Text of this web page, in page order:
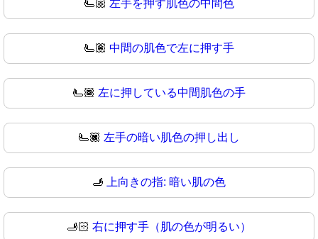
🫷🏼 左手を押す肌色の中間色
🫷🏽 中間の肌色で左に押す手
🫷🏾 左に押している中間肌色の手
🫷🏿 左手の暗い肌色の押し出し
🫸 上向きの指: 暗い肌の色
🫸🏻 右に押す手（肌の色が明るい）